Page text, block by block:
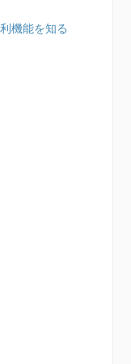
機能を知る